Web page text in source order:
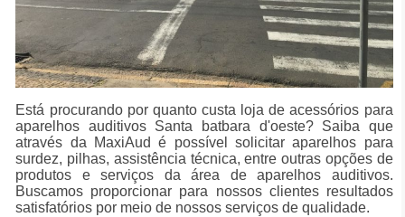
Está procurando por quanto custa loja de acessórios para
aparelhos auditivos Santa batbara d'oeste? Saiba que
através da MaxiAud é possível solicitar aparelhos para
surdez, pilhas, assistência técnica, entre outras opções de
produtos e serviços da área de aparelhos auditivos.
Buscamos proporcionar para nossos clientes resultados
satisfatórios por meio de nossos serviços de qualidade.